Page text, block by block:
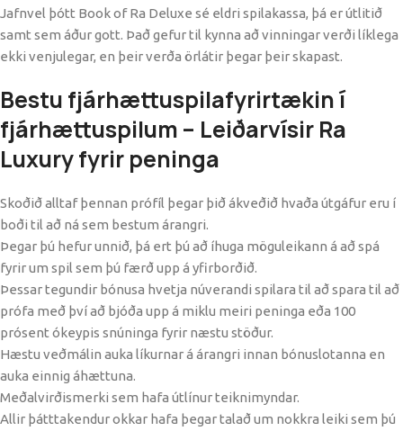
Jafnvel þótt Book of Ra Deluxe sé eldri spilakassa, þá er útlitið
samt sem áður gott. Það gefur til kynna að vinningar verði líklega
ekki venjulegar, en þeir verða örlátir þegar þeir skapast.
Bestu fjárhættuspilafyrirtækin í
fjárhættuspilum – Leiðarvísir Ra
Luxury fyrir peninga
Skoðið alltaf þennan prófíl þegar þið ákveðið hvaða útgáfur eru í
boði til að ná sem bestum árangri.
Þegar þú hefur unnið, þá ert þú að íhuga möguleikann á að spá
fyrir um spil sem þú færð upp á yfirborðið.
Þessar tegundir bónusa hvetja núverandi spilara til að spara til að
prófa með því að bjóða upp á miklu meiri peninga eða 100
prósent ókeypis snúninga fyrir næstu stöður.
Hæstu veðmálin auka líkurnar á árangri innan bónuslotanna en
auka einnig áhættuna.
Meðalvirðismerki sem hafa útlínur teiknimyndar.
Allir þátttakendur okkar hafa þegar talað um nokkra leiki sem þú